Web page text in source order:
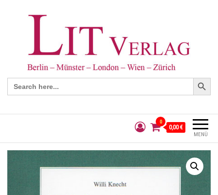
Search
for:
Search Button
MENÜ
0
0,00 €